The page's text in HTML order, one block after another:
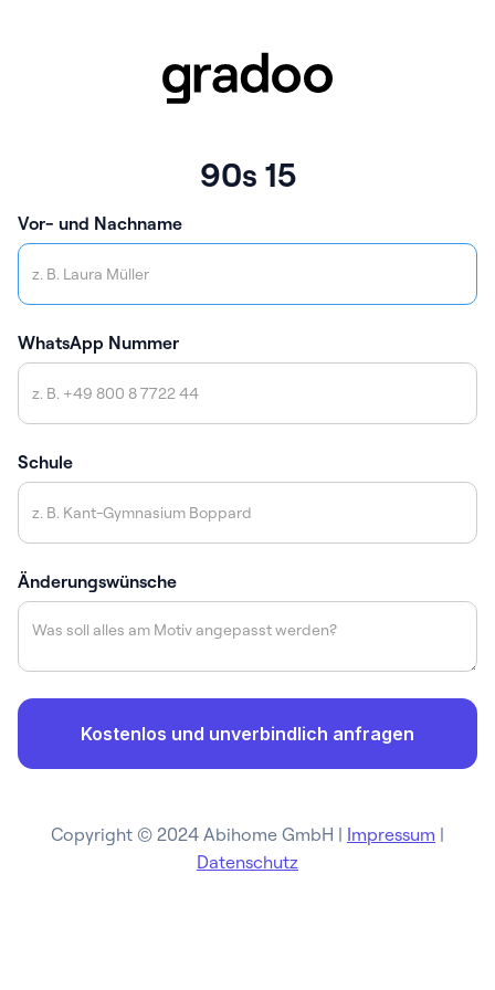
90s 15
Vor- und Nachname
WhatsApp Nummer
Schule
Änderungswünsche
Copyright © 2024 Abihome GmbH | Impressum |
Datenschutz